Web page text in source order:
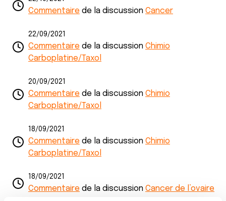
Commentaire de la discussion Cancer
22/09/2021
Commentaire de la discussion Chimio
Carboplatine/Taxol
20/09/2021
Commentaire de la discussion Chimio
Carboplatine/Taxol
18/09/2021
Commentaire de la discussion Chimio
Carboplatine/Taxol
18/09/2021
Commentaire de la discussion Cancer de l’ovaire